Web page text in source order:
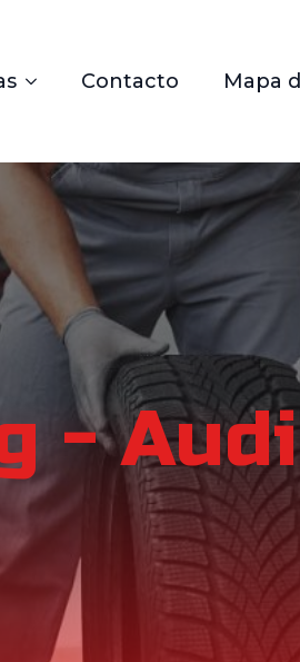
Contacto Mapa
-